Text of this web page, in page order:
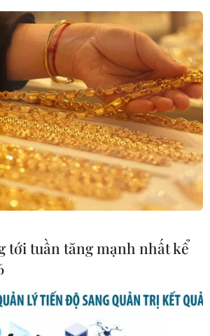
tới tuần tăng mạnh nhất kể